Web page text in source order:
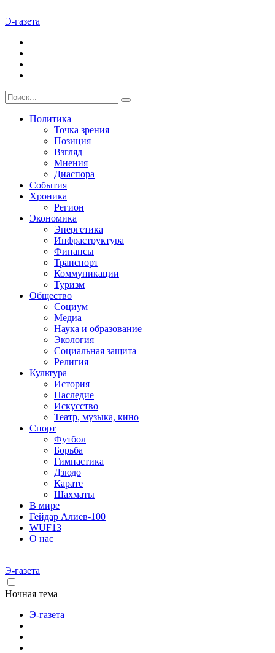
Э-газета
Политика
Точка зрения
Позиция
Взгляд
Мнения
Диаспора
События
Хроника
Регион
Экономика
Энергетика
Инфраструктура
Финансы
Транспорт
Коммуникации
Туризм
Общество
Социум
Медиа
Наука и образование
Экология
Социальная защита
Религия
Культура
История
Наследие
Искусство
Театр, музыка, кино
Спорт
Футбол
Борьба
Гимнастика
Дзюдо
Карате
Шахматы
В мире
Гейдар Алиев-100
WUF13
О нас
Э-газета
Ночная тема
Э-газета